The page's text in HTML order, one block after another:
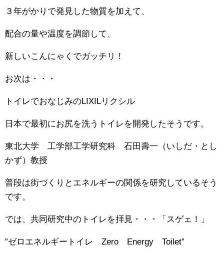
３年がかりで発見した物質を加えて、
配合の量や温度を調節して、
新しいこんにゃくでガッチリ！
お次は・・・
トイレでおなじみのLIXILリクシル
日本で最初にお尻を洗うトイレを開発したそうです。
東北大学 工学部工学研究科 石田壽一（いしだ・とし
かず）教授
普段は街づくりとエネルギーの関係を研究しているそう
です。
では、共同研究中のトイレを拝見・・・「スゲェ！」
”ゼロエネルギートイレ Zero Energy Toilet”